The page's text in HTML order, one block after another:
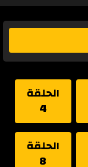
الحلقة
4
الحلقة
8